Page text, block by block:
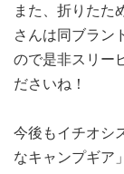
また、折りたた
さんは同ブラン
ので是非スリー
ださいね！
今後もイチオシ
なキャンプギア